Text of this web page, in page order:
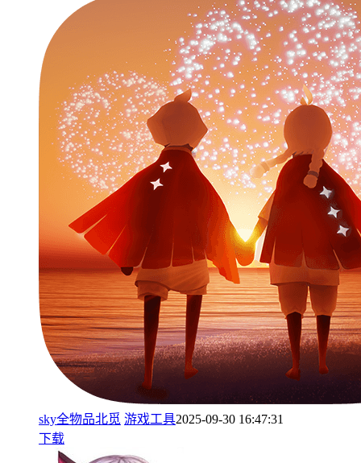
sky全物品北觅 游戏工具2025-09-30 16:47:31
下载